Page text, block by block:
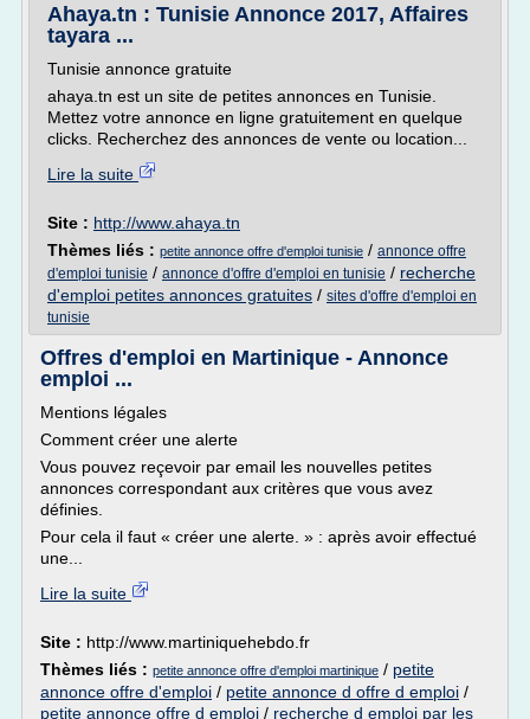
Ahaya.tn : Tunisie Annonce 2017, Affaires
tayara ...
Tunisie annonce gratuite
ahaya.tn est un site de petites annonces en Tunisie.
Mettez votre annonce en ligne gratuitement en quelque
clicks. Recherchez des annonces de vente ou location...
Lire la suite
Site : http://www.ahaya.tn
Thèmes liés : petite annonce offre d'emploi tunisie / annonce offre
d'emploi tunisie / annonce d'offre d'emploi en tunisie / recherche
d'emploi petites annonces gratuites / sites d'offre d'emploi en
tunisie
Offres d'emploi en Martinique - Annonce
emploi ...
Mentions légales
Comment créer une alerte
Vous pouvez reçevoir par email les nouvelles petites
annonces correspondant aux critères que vous avez
définies.
Pour cela il faut « créer une alerte. » : après avoir effectué
une...
Lire la suite
Site : http://www.martiniquehebdo.fr
Thèmes liés : petite annonce offre d'emploi martinique / petite
annonce offre d'emploi / petite annonce d offre d emploi /
petite annonce offre d emploi / recherche d emploi par les